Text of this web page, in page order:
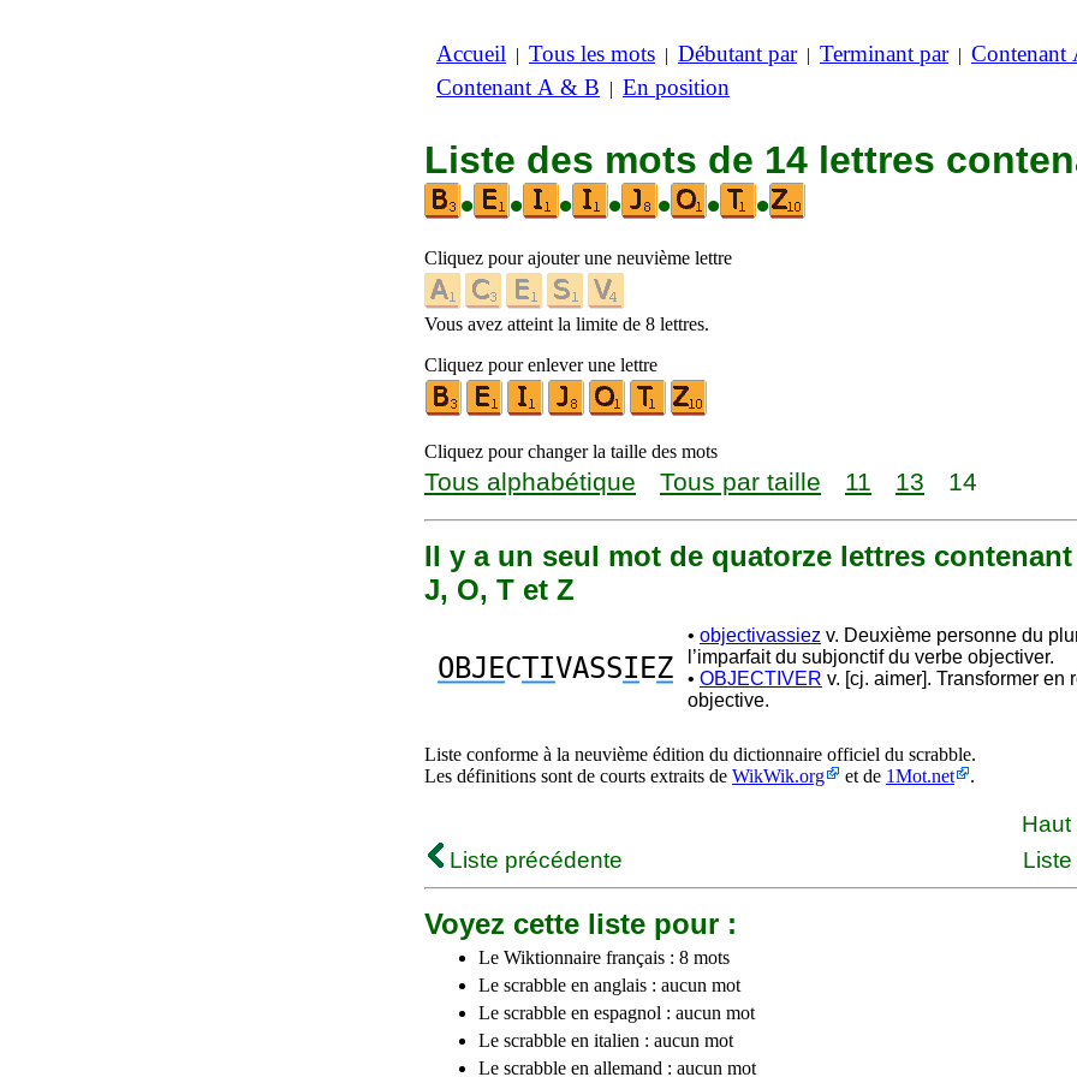
Accueil | Tous les mots | Débutant par| Terminant par| Contenant
Contenant A & B | En position
Liste des mots de 14 lettres
•
• • • • • •
Cliquez pour ajouter une neuvième lettre
Vous avez atteint la limite de 8 lettres.
Cliquez pour enlever une lettre
Cliquez pour changer la taille des mots
Tous alphabétique Tous par taille 11 13 14
Il y a un seul mot de quatorze lettres contenant
J, O, T et Z
OBJECTIVASSI EZ
• objectivassiez v. Deuxième personne du
l’imparfait du subjonctif du verbe objectiver.
• OBJECTIVER v. [cj. aimer]. Transformer en
objective.
Liste conforme à la neuvième édition du dictionnaire officiel du scrabble.
Les définitions sont de courts extraits de WikWik.org et de 1Mot.net .
Haut
Liste précédente
Voyez cette liste pour :
Le Wiktionnaire français : 8 mots
Le scrabble en anglais : aucun mot
Le scrabble en espagnol : aucun mot
Le scrabble en italien : aucun mot
Le scrabble en allemand : aucun mot